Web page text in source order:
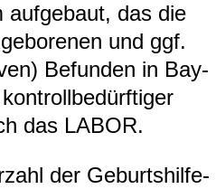
auf­ge­baut, das die
und ggf.
Befun­den in Bay­
das LABOR.
der Geburts­hil­fe­